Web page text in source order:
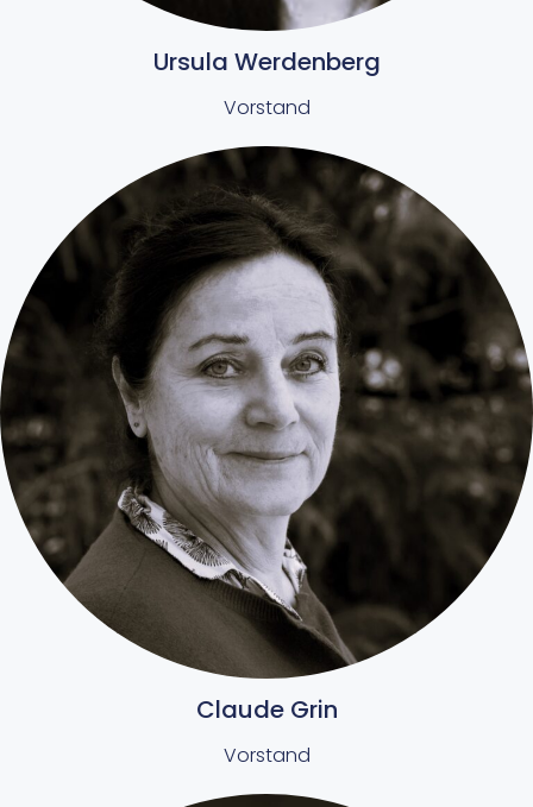
Ursula Werdenberg
Vorstand
Claude Grin
Vorstand